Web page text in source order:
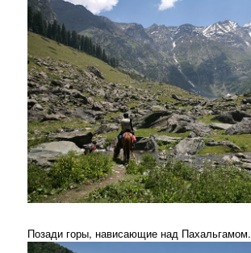
Позади горы, нависающие над Пахальгамом.